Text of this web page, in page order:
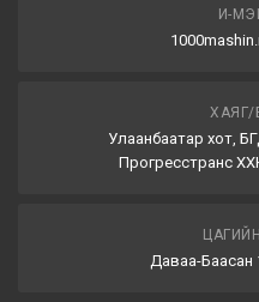
И-
ХАЯГ/
Улаанбаатар хот,
Прогресстранс
Даваа-Баасан